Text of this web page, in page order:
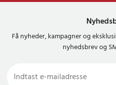
Få nyheder, kampagner og
nyhedsbrev og